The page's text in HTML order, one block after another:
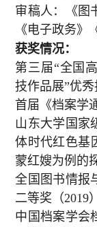
审稿人：《图
《电子政务》
获奖情况：
第三届“全国
技作品展”优
首届《档案学
山东大学国家
体时代红色
蒙红嫂为例的
全国图书情报
二等奖（2019）
中国档案学会